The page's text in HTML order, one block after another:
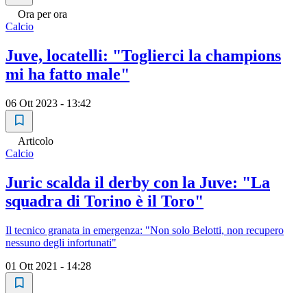
Ora per ora
Calcio
Juve, locatelli: "Toglierci la champions
mi ha fatto male"
06 Ott 2023 - 13:42
Articolo
Calcio
Juric scalda il derby con la Juve: "La
squadra di Torino è il Toro"
Il tecnico granata in emergenza: "Non solo Belotti, non recupero
nessuno degli infortunati"
01 Ott 2021 - 14:28